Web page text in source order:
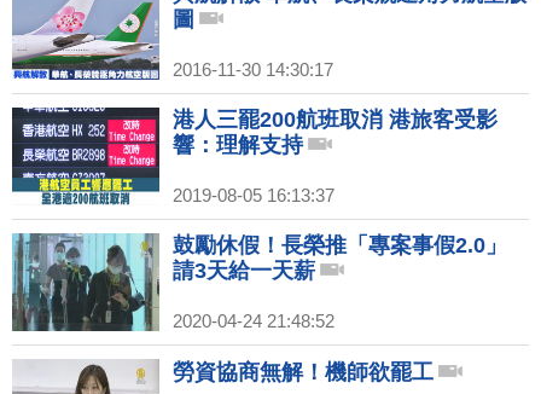
圖
2016-11-30 14:30:17
港人三罷200航班取消 港旅客受影
響：理解支持
2019-08-05 16:13:37
鼓勵休假！長榮推「專案事假2.0」
請3天給一天薪
2020-04-24 21:48:52
勞資協商無解！機師欲罷工